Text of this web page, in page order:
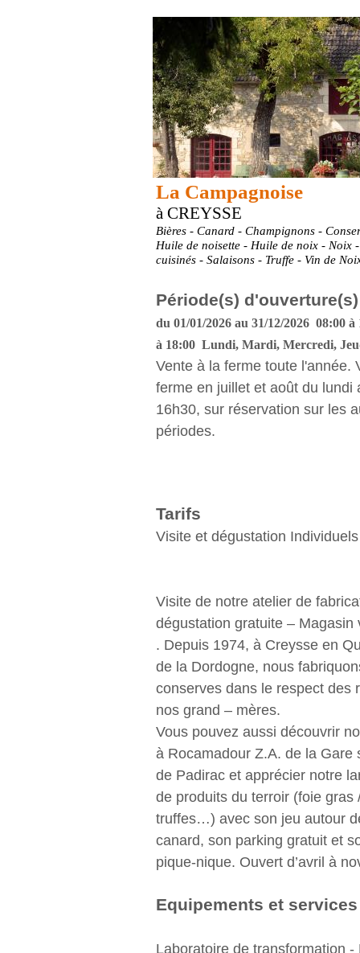
La Campagnoise
à CREYSSE
Bières - Canard - Champignons -
Huile de noisette - Huile de noix - Noix
cuisinés - Salaisons - Truffe - Vin de
Période(s) d'ouverture(s)
du 01/01/2026 au 31/12/2026 08:00
à 18:00 Lundi, Mardi, Mercredi,
Vente à la ferme toute l'année.
ferme en juillet et août du lundi
16h30, sur réservation sur les
périodes.
Tarifs
Visite et dégustation Individuels
Visite de notre atelier de
dégustation gratuite – Magasin
. Depuis 1974, à Creysse en
de la Dordogne, nous
conserves dans le respect des
nos grand – mères.
Vous pouvez aussi découvrir
à Rocamadour Z.A. de la Gare
de Padirac et apprécier notre
de produits du terroir (foie gras
truffes…) avec son jeu autour
canard, son parking gratuit et
pique-nique. Ouvert d’avril à
Equipements et services
Laboratoire de transformation -